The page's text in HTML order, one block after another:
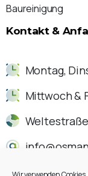
Baureinigung
Kontakt &
Montag,
Mittwoch &
0751 -